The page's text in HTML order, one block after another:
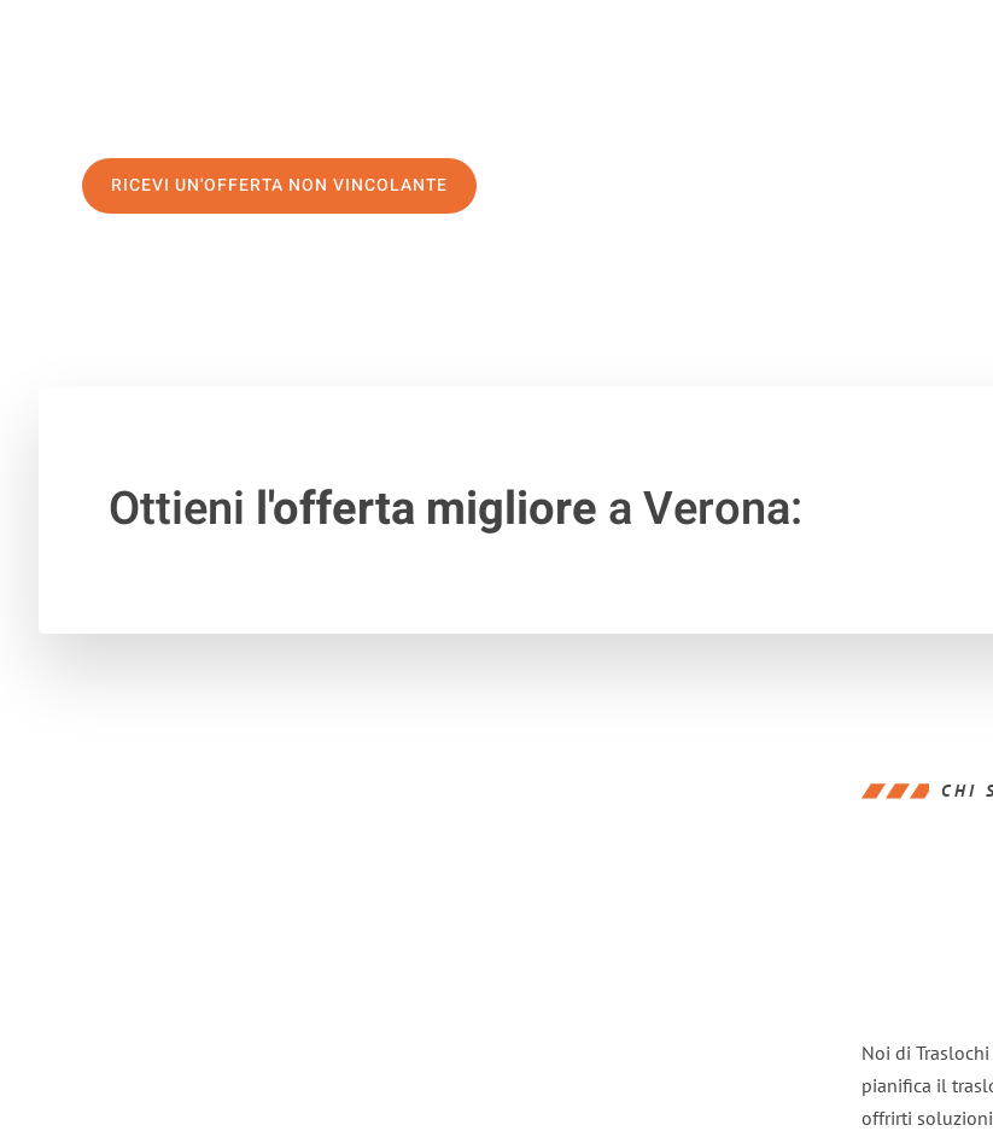
RICEVI UN'OFFERTA NON VINCOLANTE
Ottieni l'offerta migliorea Verona:
CHI
Noi di
pianifica il
offrirti soluzioni